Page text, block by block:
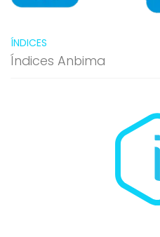
ÍNDICES
Índices Anbima